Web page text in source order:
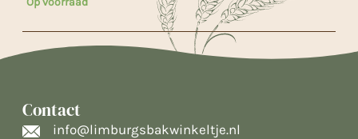
Contact
info@limburgsbakwinkeltje.nl